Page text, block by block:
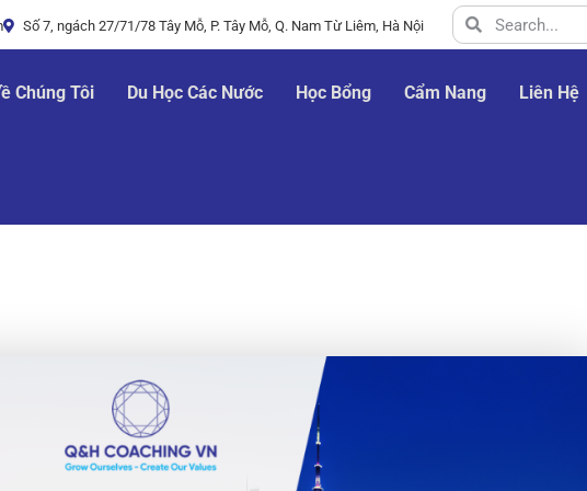
Số 7, ngách 27/71/78 Tây Mỗ, P. Tây Mỗ, Q. Nam Từ Liêm, Hà Nội
Chúng Tôi Du Học Các Nước Học Bổng Cẩm Nang Liên Hệ